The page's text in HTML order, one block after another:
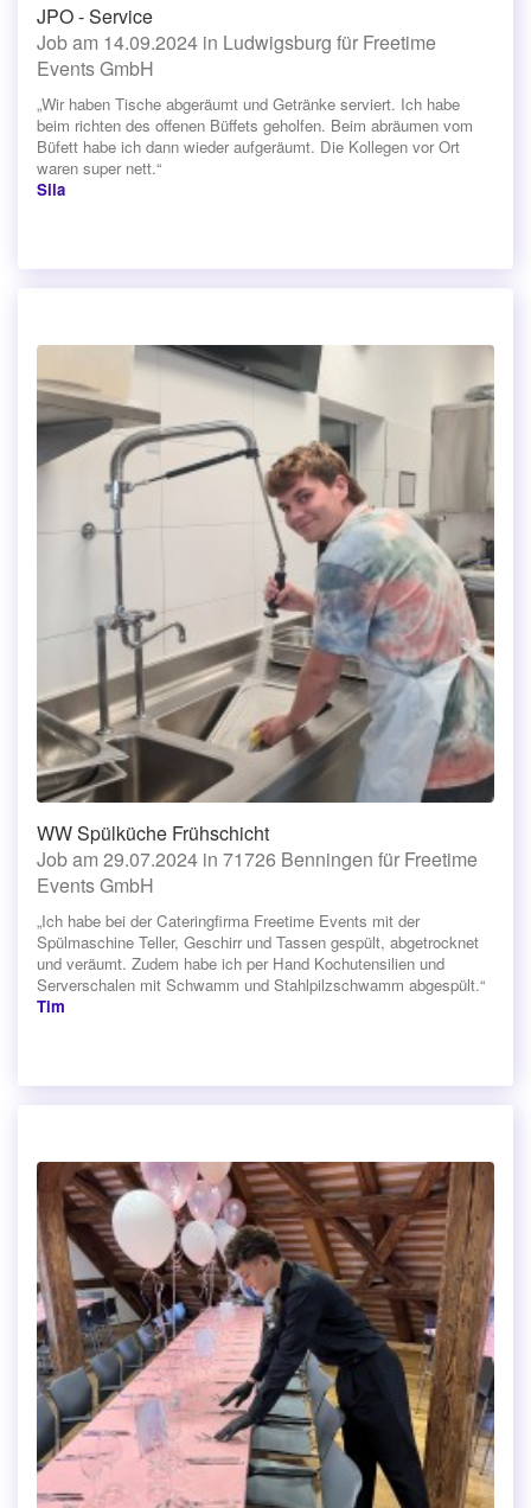
JPO - Service
Job am 14.09.2024 in Ludwigsburg für Freetime
Events GmbH
„Wir haben Tische abgeräumt und Getränke serviert. Ich habe
beim richten des offenen Büffets geholfen. Beim abräumen vom
Büfett habe ich dann wieder aufgeräumt. Die Kollegen vor Ort
waren super nett.“
Sila
WW Spülküche Frühschicht
Job am 29.07.2024 in 71726 Benningen für Freetime
Events GmbH
„Ich habe bei der Cateringfirma Freetime Events mit der
Spülmaschine Teller, Geschirr und Tassen gespült, abgetrocknet
und veräumt. Zudem habe ich per Hand Kochutensilien und
Serverschalen mit Schwamm und Stahlpilzschwamm abgespült.“
Tim